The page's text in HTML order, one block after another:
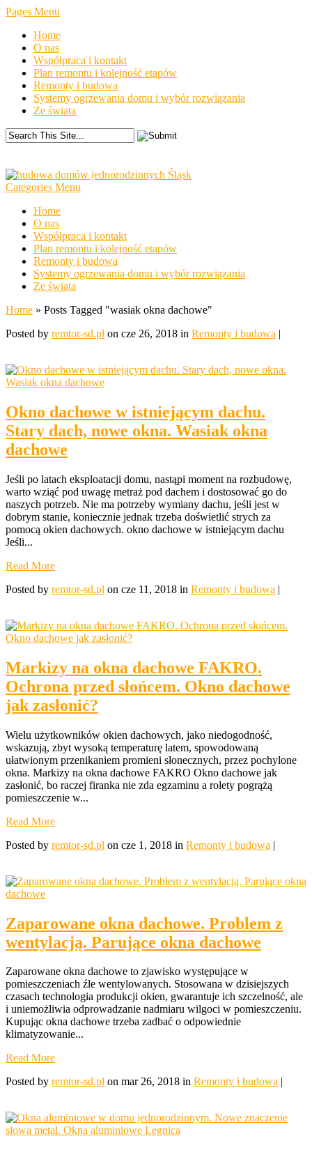
Pages Menu
Home
O nas
Współpraca i kontakt
Plan remontu i kolejność etapów
Remonty i budowa
Systemy ogrzewania domu i wybór rozwiązania
Ze świata
Categories Menu
Home
O nas
Współpraca i kontakt
Plan remontu i kolejność etapów
Remonty i budowa
Systemy ogrzewania domu i wybór rozwiązania
Ze świata
Home » Posts Tagged "wasiak okna dachowe"
Posted by remtor-sd.pl on cze 26, 2018 in Remonty i budowa |
Okno dachowe w istniejącym dachu.
Stary dach, nowe okna. Wasiak okna
dachowe
Jeśli po latach eksploatacji domu, nastąpi moment na rozbudowę,
warto wziąć pod uwagę metraż pod dachem i dostosować go do
naszych potrzeb. Nie ma potrzeby wymiany dachu, jeśli jest w
dobrym stanie, koniecznie jednak trzeba doświetlić strych za
pomocą okien dachowych. okno dachowe w istniejącym dachu
Jeśli...
Read More
Posted by remtor-sd.pl on cze 11, 2018 in Remonty i budowa |
Markizy na okna dachowe FAKRO.
Ochrona przed słońcem. Okno dachowe
jak zasłonić?
Wielu użytkowników okien dachowych, jako niedogodność,
wskazują, zbyt wysoką temperaturę latem, spowodowaną
ułatwionym przenikaniem promieni słonecznych, przez pochylone
okna. Markizy na okna dachowe FAKRO Okno dachowe jak
zasłonić, bo raczej firanka nie zda egzaminu a rolety pogrążą
pomieszczenie w...
Read More
Posted by remtor-sd.pl on cze 1, 2018 in Remonty i budowa |
Zaparowane okna dachowe. Problem z
wentylacją. Parujące okna dachowe
Zaparowane okna dachowe to zjawisko występujące w
pomieszczeniach źle wentylowanych. Stosowana w dzisiejszych
czasach technologia produkcji okien, gwarantuje ich szczelność, ale
i uniemożliwia odprowadzanie nadmiaru wilgoci w pomieszczeniu.
Kupując okna dachowe trzeba zadbać o odpowiednie
klimatyzowanie...
Read More
Posted by remtor-sd.pl on mar 26, 2018 in Remonty i budowa |